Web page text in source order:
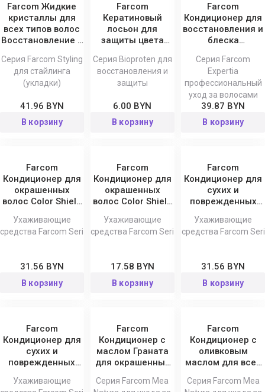
Farcom Жидкие
кристаллы для
всех типов волос
Восстановление и
мл
Серия Farcom Styling
для стайлинга
(укладки)
41.96 BYN
В корзину
Farcom
Кератиновый
лосьон для
защиты цвета
волос Bioproten
Seri
Серия Bioproten для
восстановления и
защиты
6.00 BYN
В корзину
Farcom
Кондиционер для
восстановления и
блеска
осветленных и
поврежденных
волос Expertia
Серия Farcom
Expertia
профессиональный
уход за волосами
39.87 BYN
В корзину
Farcom
Кондиционер для
окрашенных
волос Color Shield
Ухаживающие
средства Farcom Seri
31.56 BYN
В корзину
Farcom
Кондиционер для
окрашенных
волос Color Shield
Ухаживающие
средства Farcom Seri
17.58 BYN
В корзину
Farcom
Кондиционер для
сухих и
поврежденных
Seri 1000 мл
Ухаживающие
средства Farcom Seri
31.56 BYN
В корзину
Farcom
Кондиционер для
сухих и
поврежденных
Seri 300 мл
Ухаживающие
Farcom
Кондиционер с
маслом Граната
для окрашенных
Pomegranate 300
Серия Farcom Mea
Farcom
Кондиционер с
оливковым
маслом для всех
Natura Olive 300
Серия Farcom Mea